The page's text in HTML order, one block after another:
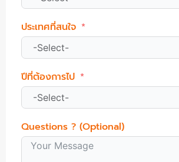
ประเทศที่สนใจ
ปีที่ต้องการไป
Questions ? (Optional)